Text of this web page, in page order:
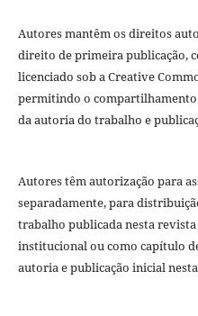
Autores mantêm os direitos
direito de primeira publicação,
licenciado sob a Creative
permitindo o
da autoria do trabalho e
Autores têm autorização para
separadamente, para
trabalho publicada nesta
institucional ou como capítulo
autoria e publicação inicial